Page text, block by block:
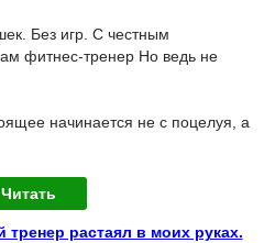
Без игр. С честным
фитнес-тренер Но ведь не
начинается не с поцелуя, а
Читать
тренер растаял в моих руках.